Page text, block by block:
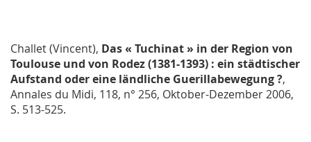
Challet (Vincent), Das « Tuchinat » in der Region von
Toulouse und von Rodez (1381-1393) : ein städtischer
Aufstand oder eine ländliche Guerillabewegung ?,
Annales du Midi, 118, n° 256, Oktober-Dezember 2006,
S. 513-525.